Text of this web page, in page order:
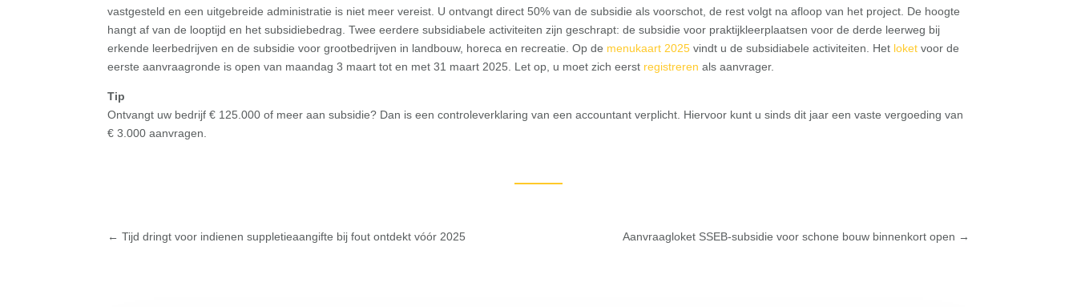
vastgesteld en een uitgebreide administratie is niet meer vereist. U ontvangt direct 50% van de subsidie als voorschot, de rest volgt na afloop van het project. De hoogte
hangt af van de looptijd en het subsidiebedrag. Twee eerdere subsidiabele activiteiten zijn geschrapt: de subsidie voor praktijkleerplaatsen voor de derde leerweg bij
erkende leerbedrijven en de subsidie voor grootbedrijven in landbouw, horeca en recreatie. Op de menukaart 2025 vindt u de subsidiabele activiteiten. Het loket voor de
eerste aanvraagronde is open van maandag 3 maart tot en met 31 maart 2025. Let op, u moet zich eerst registreren als aanvrager.
Tip
Ontvangt uw bedrijf € 125.000 of meer aan subsidie? Dan is een controleverklaring van een accountant verplicht. Hiervoor kunt u sinds dit jaar een vaste vergoeding van
€ 3.000 aanvragen.
←Tijd dringt voor indienen suppletieaangifte bij fout ontdekt vóór 2025 Aanvraagloket SSEB-subsidie voor schone bouw binnenkort open →